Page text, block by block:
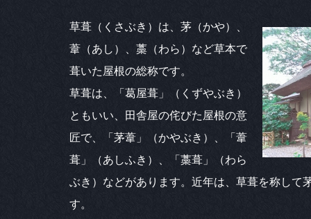
草葺（くさぶき）は、茅（かや）、
葦（あし）、藁（わら）など草本で
葺いた屋根の総称です。
草葺は、「葛屋葺」（くずやぶき）
ともいい、田舎屋の侘びた屋根の意
匠で、「茅葦」（かやぶき）、「葦
葺」（あしふき）、「藁葺」（わら
ぶき）などがあります。近年は、草葺を称して
す。